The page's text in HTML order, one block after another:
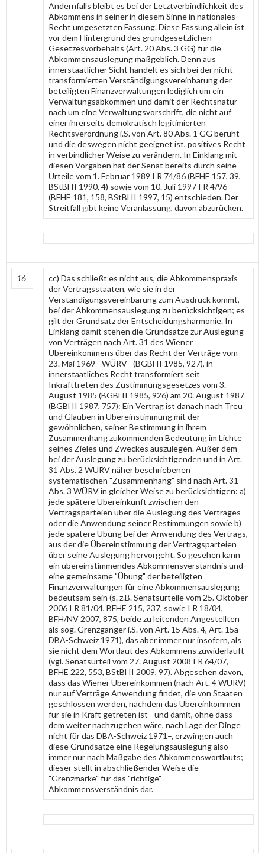
Andernfalls bleibt es bei der Letztverbindlichkeit des
Abkommens in seiner in diesem Sinne in nationales
Recht umgesetzten Fassung. Diese Fassung allein ist
vor dem Hintergrund des grundgesetzlichen
Gesetzesvorbehalts (Art. 20 Abs. 3 GG) für die
Abkommensauslegung maßgeblich. Denn aus
innerstaatlicher Sicht handelt es sich bei der nicht
transformierten Verständigungsvereinbarung der
beteiligten Finanzverwaltungen lediglich um ein
Verwaltungsabkommen und damit der Rechtsnatur
nach um eine Verwaltungsvorschrift, die nicht auf
einer ihrerseits demokratisch legitimierten
Rechtsverordnung i.S. von Art. 80 Abs. 1 GG beruht
und die deswegen nicht geeignet ist, positives Recht
in verbindlicher Weise zu verändern. In Einklang mit
diesen Vorgaben hat der Senat bereits durch seine
Urteile vom 1. Februar 1989 I R 74/86 (BFHE 157, 39,
BStBl II 1990, 4) sowie vom 10. Juli 1997 I R 4/96
(BFHE 181, 158, BStBl II 1997, 15) entschieden. Der
Streitfall gibt keine Veranlassung, davon abzurücken.
16
cc) Das schließt es nicht aus, die Abkommenspraxis
der Vertragsstaaten, wie sie in der
Verständigungsvereinbarung zum Ausdruck kommt,
bei der Abkommensauslegung zu berücksichtigen; es
gilt der Grundsatz der Entscheidungsharmonie. In
Einklang damit stehen die Grundsätze zur Auslegung
von Verträgen nach Art. 31 des Wiener
Übereinkommens über das Recht der Verträge vom
23. Mai 1969 –WÜRV– (BGBl II 1985, 927), in
innerstaatliches Recht transformiert seit
Inkrafttreten des Zustimmungsgesetzes vom 3.
August 1985 (BGBl II 1985, 926) am 20. August 1987
(BGBl II 1987, 757): Ein Vertrag ist danach nach Treu
und Glauben in Übereinstimmung mit der
gewöhnlichen, seiner Bestimmung in ihrem
Zusammenhang zukommenden Bedeutung im Lichte
seines Zieles und Zweckes auszulegen. Außer dem
bei der Auslegung zu berücksichtigenden und in Art.
31 Abs. 2 WÜRV näher beschriebenen
systematischen "Zusammenhang" sind nach Art. 31
Abs. 3 WÜRV in gleicher Weise zu berücksichtigen: a)
jede spätere Übereinkunft zwischen den
Vertragsparteien über die Auslegung des Vertrages
oder die Anwendung seiner Bestimmungen sowie b)
jede spätere Übung bei der Anwendung des Vertrags,
aus der die Übereinstimmung der Vertragsparteien
über seine Auslegung hervorgeht. So gesehen kann
ein übereinstimmendes Abkommensverständnis und
eine gemeinsame "Übung" der beteiligten
Finanzverwaltungen für eine Abkommensauslegung
bedeutsam sein (s. z.B. Senatsurteile vom 25. Oktober
2006 I R 81/04, BFHE 215, 237, sowie I R 18/04,
BFH/NV 2007, 875, beide zu leitenden Angestellten
als sog. Grenzgänger i.S. von Art. 15 Abs. 4, Art. 15a
DBA-Schweiz 1971), das aber immer nur insofern, als
sie nicht dem Wortlaut des Abkommens zuwiderläuft
(vgl. Senatsurteil vom 27. August 2008 I R 64/07,
BFHE 222, 553, BStBl II 2009, 97). Abgesehen davon,
dass das Wiener Übereinkommen (nach Art. 4 WÜRV)
nur auf Verträge Anwendung findet, die von Staaten
geschlossen werden, nachdem das Übereinkommen
für sie in Kraft getreten ist –und damit, ohne dass
dem weiter nachzugehen wäre, nach Lage der Dinge
nicht für das DBA-Schweiz 1971–, erzwingen auch
diese Grundsätze eine Regelungsauslegung also
immer nur nach Maßgabe des Abkommenswortlauts;
dieser stellt in abschließender Weise die
"Grenzmarke" für das "richtige"
Abkommensverständnis dar.